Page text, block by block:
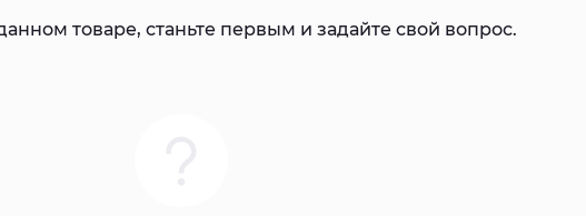
товаре, станьте первым и задайте свой вопрос.